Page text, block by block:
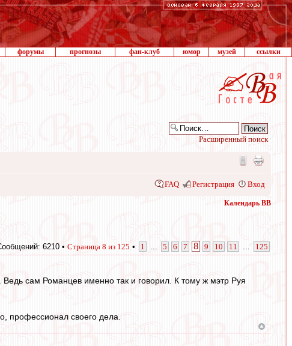
форумы прогнозы фан-клуб юмор музей ссылки
Расширенный поиск
FAQ Регистрация Вход
Календарь ВВ
6210 • Страница 8 из 125 • 1 5 6 7 8 9 10 11 125
сам Романцев именно так и говорил. К тому ж мэтр Руя
профессионал своего дела.